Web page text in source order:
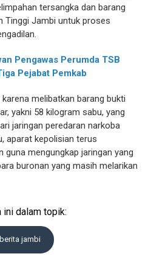
tersangka dan barang
Tinggi Jambi untuk proses
Pengawas Perumda TSB
Pejabat Pemkab
melibatkan barang bukti
yakni 58 kilogram sabu, yang
jaringan peredaran narkoba
aparat kepolisian terus
guna mengungkap jaringan yang
buronan yang masih melarikan
ini dalam topik:
jambi